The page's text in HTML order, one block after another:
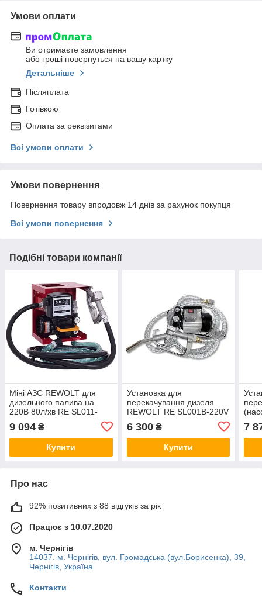
Умови оплати
Ви отримаєте замовлення
або гроші повернуться на вашу картку
Детальніше
Післяплата
Готівкою
Оплата за реквізитами
Всі умови оплати
Умови повернення
Повернення товару впродовж 14 днів за рахунок покупця
Всі умови повернення
Подібні товари компанії
Міні АЗС REWOLT для
дизельного палива на
220В 80л/хв RE SL011-
9 094 ₴
Купити
Установка для
перекачування дизеля
REWOLT RE SL001B-220V
(насос, паливний пістолет,
шланги) 220в 60л/хв
6 300₴
Купити
7
Про нас
92% позитивних з 88 відгуків за рік
Працює з 10.07.2020
м. Чернігів
14037. м. Чернігів, вул. Громадська (вул.Борисенка), 39,
Чернігів, Україна
Контакти